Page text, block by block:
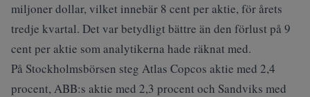
miljoner dollar, vilket innebär 8 cent per aktie, för årets
tredje kvartal. Det var betydligt bättre än den förlust på 9
cent per aktie som analytikerna hade räknat med.
På Stockholmsbörsen steg Atlas Copcos aktie med 2,4
procent, ABB:s aktie med 2,3 procent och Sandviks med